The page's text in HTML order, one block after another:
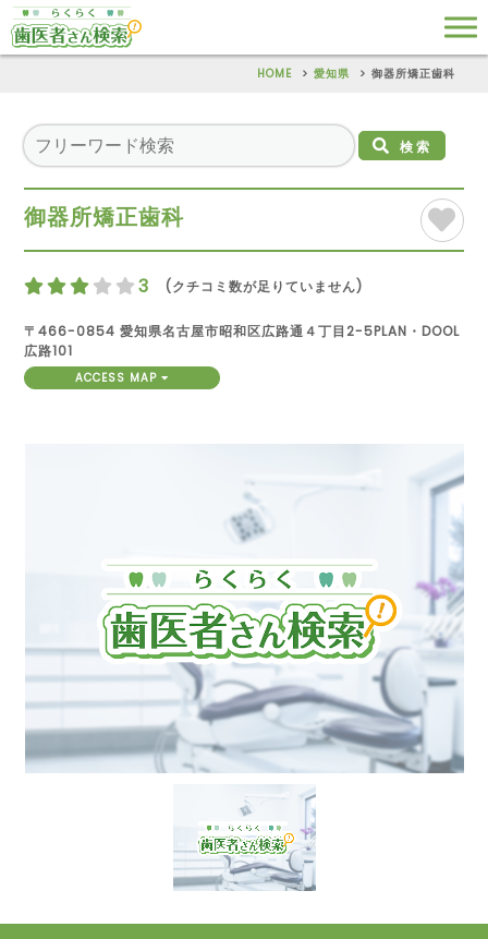
HOME 愛知県 御器所矯正歯科
検索
御器所矯正歯科
3 (クチコミ数が足りていません)
〒466-0854 愛知県名古屋市昭和区広路通４丁目2-5PLAN・DOOL
広路101
ACCESS MAP